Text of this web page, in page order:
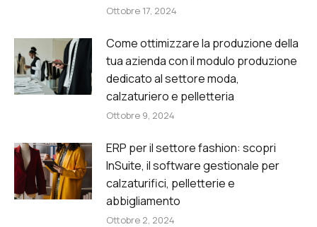
Ottobre 17, 2024
Come ottimizzare la produzione della
tua azienda con il modulo produzione
dedicato al settore moda,
calzaturiero e pelletteria
Ottobre 9, 2024
ERP per il settore fashion: scopri
InSuite, il software gestionale per
calzaturifici, pelletterie e
abbigliamento
Ottobre 2, 2024